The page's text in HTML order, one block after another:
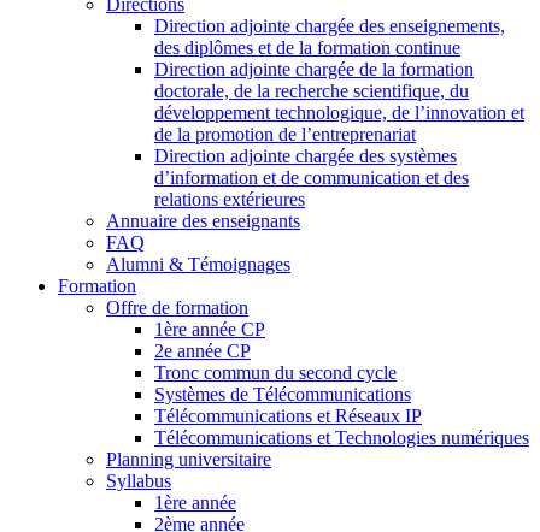
Directions
Direction adjointe chargée des enseignements,
des diplômes et de la formation continue
Direction adjointe chargée de la formation
doctorale, de la recherche scientifique, du
développement technologique, de l’innovation et
de la promotion de l’entreprenariat
Direction adjointe chargée des systèmes
d’information et de communication et des
relations extérieures
Annuaire des enseignants
FAQ
Alumni & Témoignages
Formation
Offre de formation
1ère année CP
2e année CP
Tronc commun du second cycle
Systèmes de Télécommunications
Télécommunications et Réseaux IP
Télécommunications et Technologies numériques
Planning universitaire
Syllabus
1ère année
2ème année